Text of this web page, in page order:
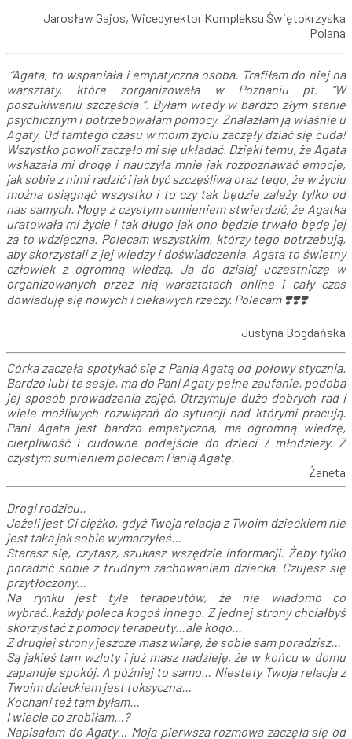
Jarosław Gajos, Wicedyrektor Kompleksu Świętokrzyska
Polana
“Agata, to wspaniała i empatyczna osoba. Trafiłam do niej na
warsztaty, które zorganizowała w Poznaniu pt. “W
poszukiwaniu szczęścia “. Byłam wtedy w bardzo złym stanie
psychicznym i potrzebowałam pomocy. Znalazłam ją właśnie u
Agaty. Od tamtego czasu w moim życiu zaczęły dziać się cuda!
Wszystko powoli zaczęło mi się układać. Dzięki temu, że Agata
wskazała mi drogę i nauczyła mnie jak rozpoznawać emocje,
jak sobie z nimi radzić i jak być szczęśliwą oraz tego, że w życiu
można osiągnąć wszystko i to czy tak będzie zależy tylko od
nas samych. Mogę z czystym sumieniem stwierdzić, że Agatka
uratowała mi życie i tak długo jak ono będzie trwało będę jej
za to wdzięczna. Polecam wszystkim, którzy tego potrzebują,
aby skorzystali z jej wiedzy i doświadczenia. Agata to świetny
człowiek z ogromną wiedzą. Ja do dzisiaj uczestniczę w
organizowanych przez nią warsztatach online i cały czas
dowiaduję się nowych i ciekawych rzeczy. Polecam ❣️❣️❣️
Justyna Bogdańska
Córka zaczęła spotykać się z Panią Agatą od połowy stycznia.
Bardzo lubi te sesje, ma do Pani Agaty pełne zaufanie, podoba
jej sposób prowadzenia zajęć. Otrzymuje dużo dobrych rad i
wiele możliwych rozwiązań do sytuacji nad którymi pracują.
Pani Agata jest bardzo empatyczna, ma ogromną wiedzę,
cierpliwość i cudowne podejście do dzieci / młodzieży. Z
czystym sumieniem polecam Panią Agatę.
Żaneta
Drogi rodzicu..
Jeżeli jest Ci ciężko, gdyż Twoja relacja z Twoim dzieckiem nie
jest taka jak sobie wymarzyłeś…
Starasz się, czytasz, szukasz wszędzie informacji. Żeby tylko
poradzić sobie z trudnym zachowaniem dziecka. Czujesz się
przytłoczony…
Na rynku jest tyle terapeutów, że nie wiadomo co
wybrać..każdy poleca kogoś innego. Z jednej strony chciałbyś
skorzystać z pomocy terapeuty…ale kogo…
Z drugiej strony jeszcze masz wiarę, że sobie sam poradzisz…
Są jakieś tam wzloty i już masz nadzieję, że w końcu w domu
zapanuje spokój. A później to samo… Niestety Twoja relacja z
Twoim dzieckiem jest toksyczna…
Kochani też tam byłam…
I wiecie co zrobiłam…?
Napisałam do Agaty… Moja pierwsza rozmowa zaczęła się od